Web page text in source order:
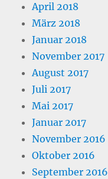
April 2018
März 2018
Januar 2018
November 2017
August 2017
Juli 2017
Mai 2017
Januar 2017
November 2016
Oktober 2016
September 2016